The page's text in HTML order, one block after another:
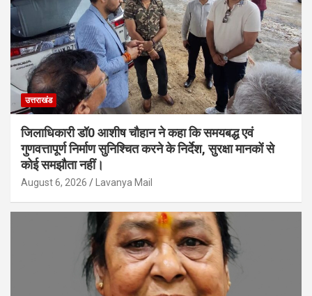
उत्तराखंड
जिलाधिकारी डॉ0 आशीष चौहान ने कहा कि समयबद्ध एवं
गुणवत्तापूर्ण निर्माण सुनिश्चित करने के निर्देश, सुरक्षा मानकों से
कोई समझौता नहीं।
August 6, 2026 Lavanya Mail